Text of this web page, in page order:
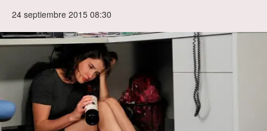
24 septiembre 2015 08:30